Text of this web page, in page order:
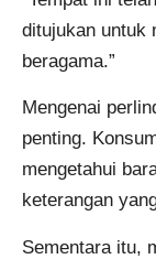
ditujukan untuk
beragama.”
Mengenai
penting.
mengetahui
keterangan
Sementara itu,